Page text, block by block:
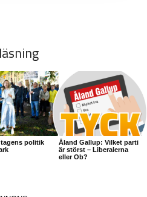
tagens politik
Åland Gallup: Vilket parti
är störst – Liberalerna
eller Ob?